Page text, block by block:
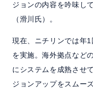
ジョンの内容を吟味し
（滑川氏）。
現在、ニチリンでは年
を実施。海外拠点など
にシステムを成熟させ
ジョンアップをスムー